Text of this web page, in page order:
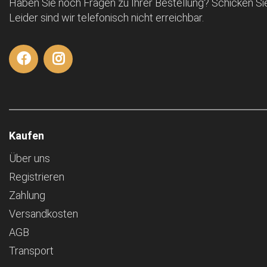
Haben Sie noch Fragen zu Ihrer Bestellung? Schicken
Leider sind wir telefonisch nicht erreichbar.
Kaufen
Über uns
Registrieren
Zahlung
Versandkosten
AGB
Transport